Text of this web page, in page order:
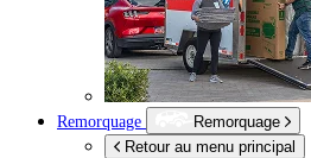
Remorquage
Remorquage
Retour au menu principal